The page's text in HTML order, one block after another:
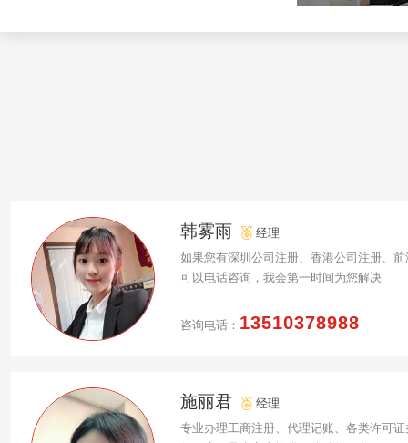
韩雾雨
经理
如果您有深圳公司注册、香港公司注册、
可以电话咨询，我会第一时间为您解决
咨询电话： 13510378988
施丽君
经理
专业办理工商注册、代理记账、各类许可